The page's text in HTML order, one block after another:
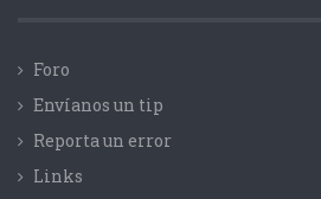
Foro
Envíanos un tip
Reporta un error
Links